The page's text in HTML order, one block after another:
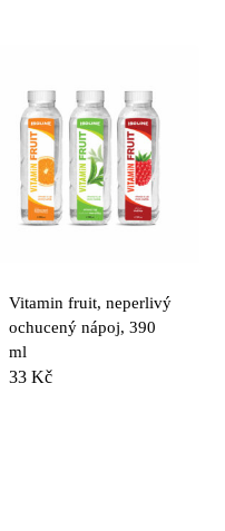
Vitamin fruit, neperlivý
ochucený nápoj, 390
ml
33 Kč